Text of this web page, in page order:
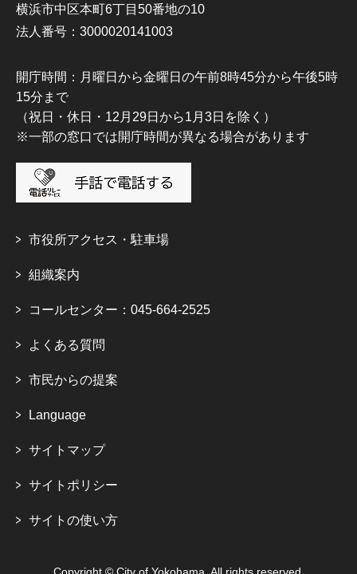
横浜市中区本町6丁目50番地の10
法人番号：3000020141003
開庁時間：月曜日から金曜日の午前8時45分から午後5時
15分まで
（祝日・休日・12月29日から1月3日を除く）
※一部の窓口では開庁時間が異なる場合があります
市役所アクセス・駐車場
組織案内
コールセンター：045-664-2525
よくある質問
市民からの提案
Language
サイトマップ
サイトポリシー
サイトの使い方